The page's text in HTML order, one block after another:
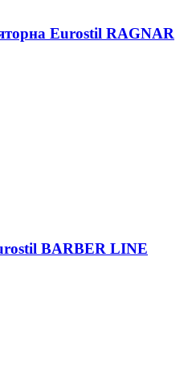
Eurostil RAGNAR
BARBER LINE